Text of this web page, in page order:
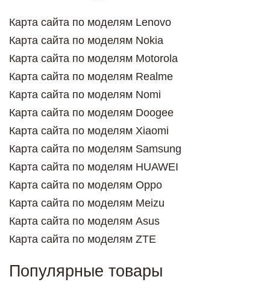
Карта сайта по моделям Lenovo
Карта сайта по моделям Nokia
Карта сайта по моделям Motorola
Карта сайта по моделям Realme
Карта сайта по моделям Nomi
Карта сайта по моделям Doogee
Карта сайта по моделям Xiaomi
Карта сайта по моделям Samsung
Карта сайта по моделям HUAWEI
Карта сайта по моделям Oppo
Карта сайта по моделям Meizu
Карта сайта по моделям Asus
Карта сайта по моделям ZTE
Популярные товары